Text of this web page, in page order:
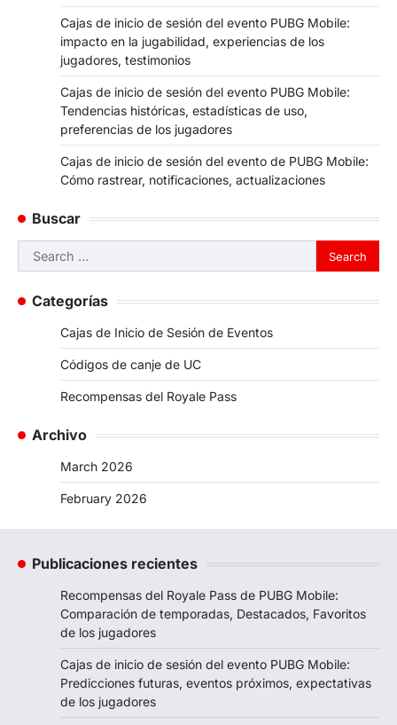
Cajas de inicio de sesión del evento PUBG Mobile:
impacto en la jugabilidad, experiencias de los
jugadores, testimonios
Cajas de inicio de sesión del evento PUBG Mobile:
Tendencias históricas, estadísticas de uso,
preferencias de los jugadores
Cajas de inicio de sesión del evento de PUBG Mobile:
Cómo rastrear, notificaciones, actualizaciones
Buscar
Search
for:
Categorías
Cajas de Inicio de Sesión de Eventos
Códigos de canje de UC
Recompensas del Royale Pass
Archivo
March 2026
February 2026
Publicaciones recientes
Recompensas del Royale Pass de PUBG Mobile:
Comparación de temporadas, Destacados, Favoritos
de los jugadores
Cajas de inicio de sesión del evento PUBG Mobile:
Predicciones futuras, eventos próximos, expectativas
de los jugadores